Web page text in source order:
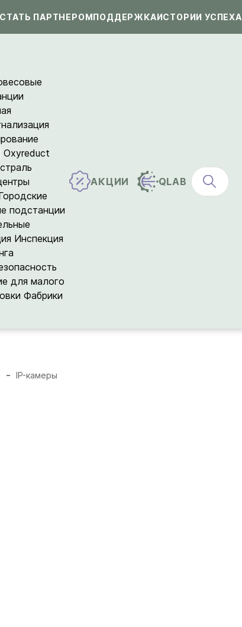
СТАТЬ ПАРТНЕРОМПОДДЕРЖКАИСТОРИИ УСПЕХА
подстанции
Инспекция
для малого
Фабрики
АКЦИИ QLAB
IP-камеры